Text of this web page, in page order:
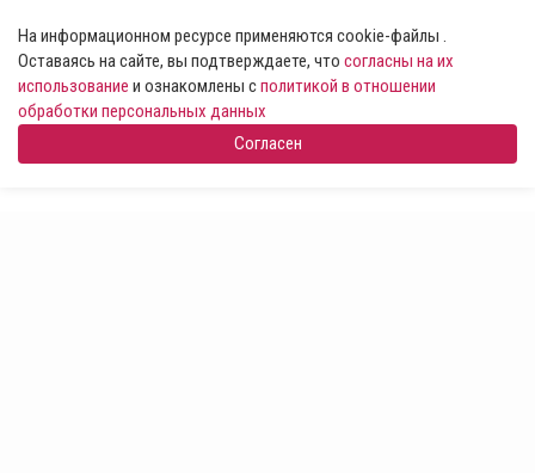
На информационном ресурсе применяются cookie-файлы .
Оставаясь на сайте, вы подтверждаете, что согласны на их
использование и ознакомлены сполитикой в отношении
обработки персональных данных
Согласен